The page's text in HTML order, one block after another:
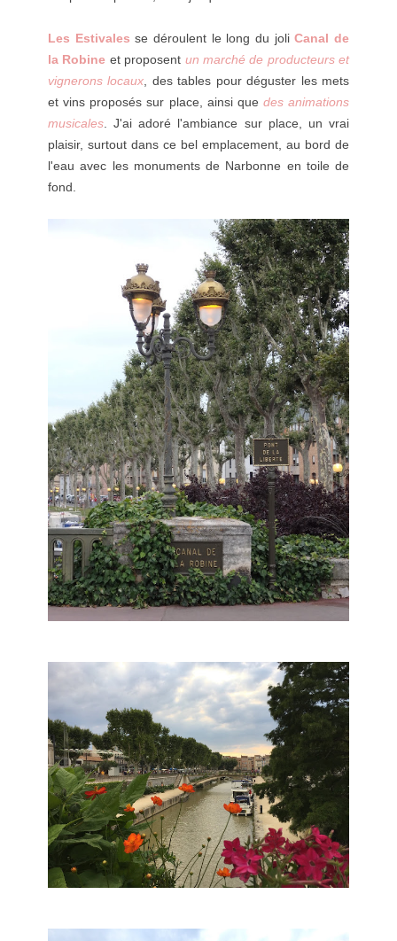
Les Estivales se déroulent le long du joliCanal de
la Robine et proposent un marché de producteurs et
vignerons locaux, des tables pour déguster les mets
et vins proposés sur place, ainsi que des animations
musicales. J'ai adoré l'ambiance sur place, un vrai
plaisir, surtout dans ce bel emplacement, au bord de
l'eau avec les monuments de Narbonne en toile de
fond.